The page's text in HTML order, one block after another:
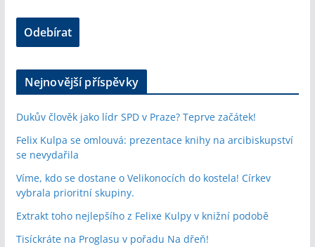
Nejnovější příspěvky
Dukův člověk jako lídr SPD v Praze? Teprve začátek!
Felix Kulpa se omlouvá: prezentace knihy na arcibiskupství
se nevydařila
Víme, kdo se dostane o Velikonocích do kostela! Církev
vybrala prioritní skupiny.
Extrakt toho nejlepšího z Felixe Kulpy v knižní podobě
Tisíckráte na Proglasu v pořadu Na dřeň!